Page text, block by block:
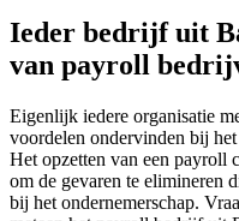
Ieder bedrijf uit
van payroll
Eigenlijk iedere organisatie
voordelen ondervinden bij
Het opzetten van een payroll
om de gevaren te elimineren
bij het ondernemerschap.